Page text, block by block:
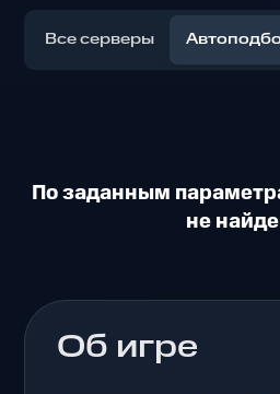
Все серверы
По заданным
не
Об игре